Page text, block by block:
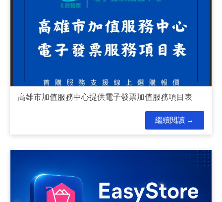
高雄市加值服務中心提供電子發票加值服務項目表
繼續閱讀